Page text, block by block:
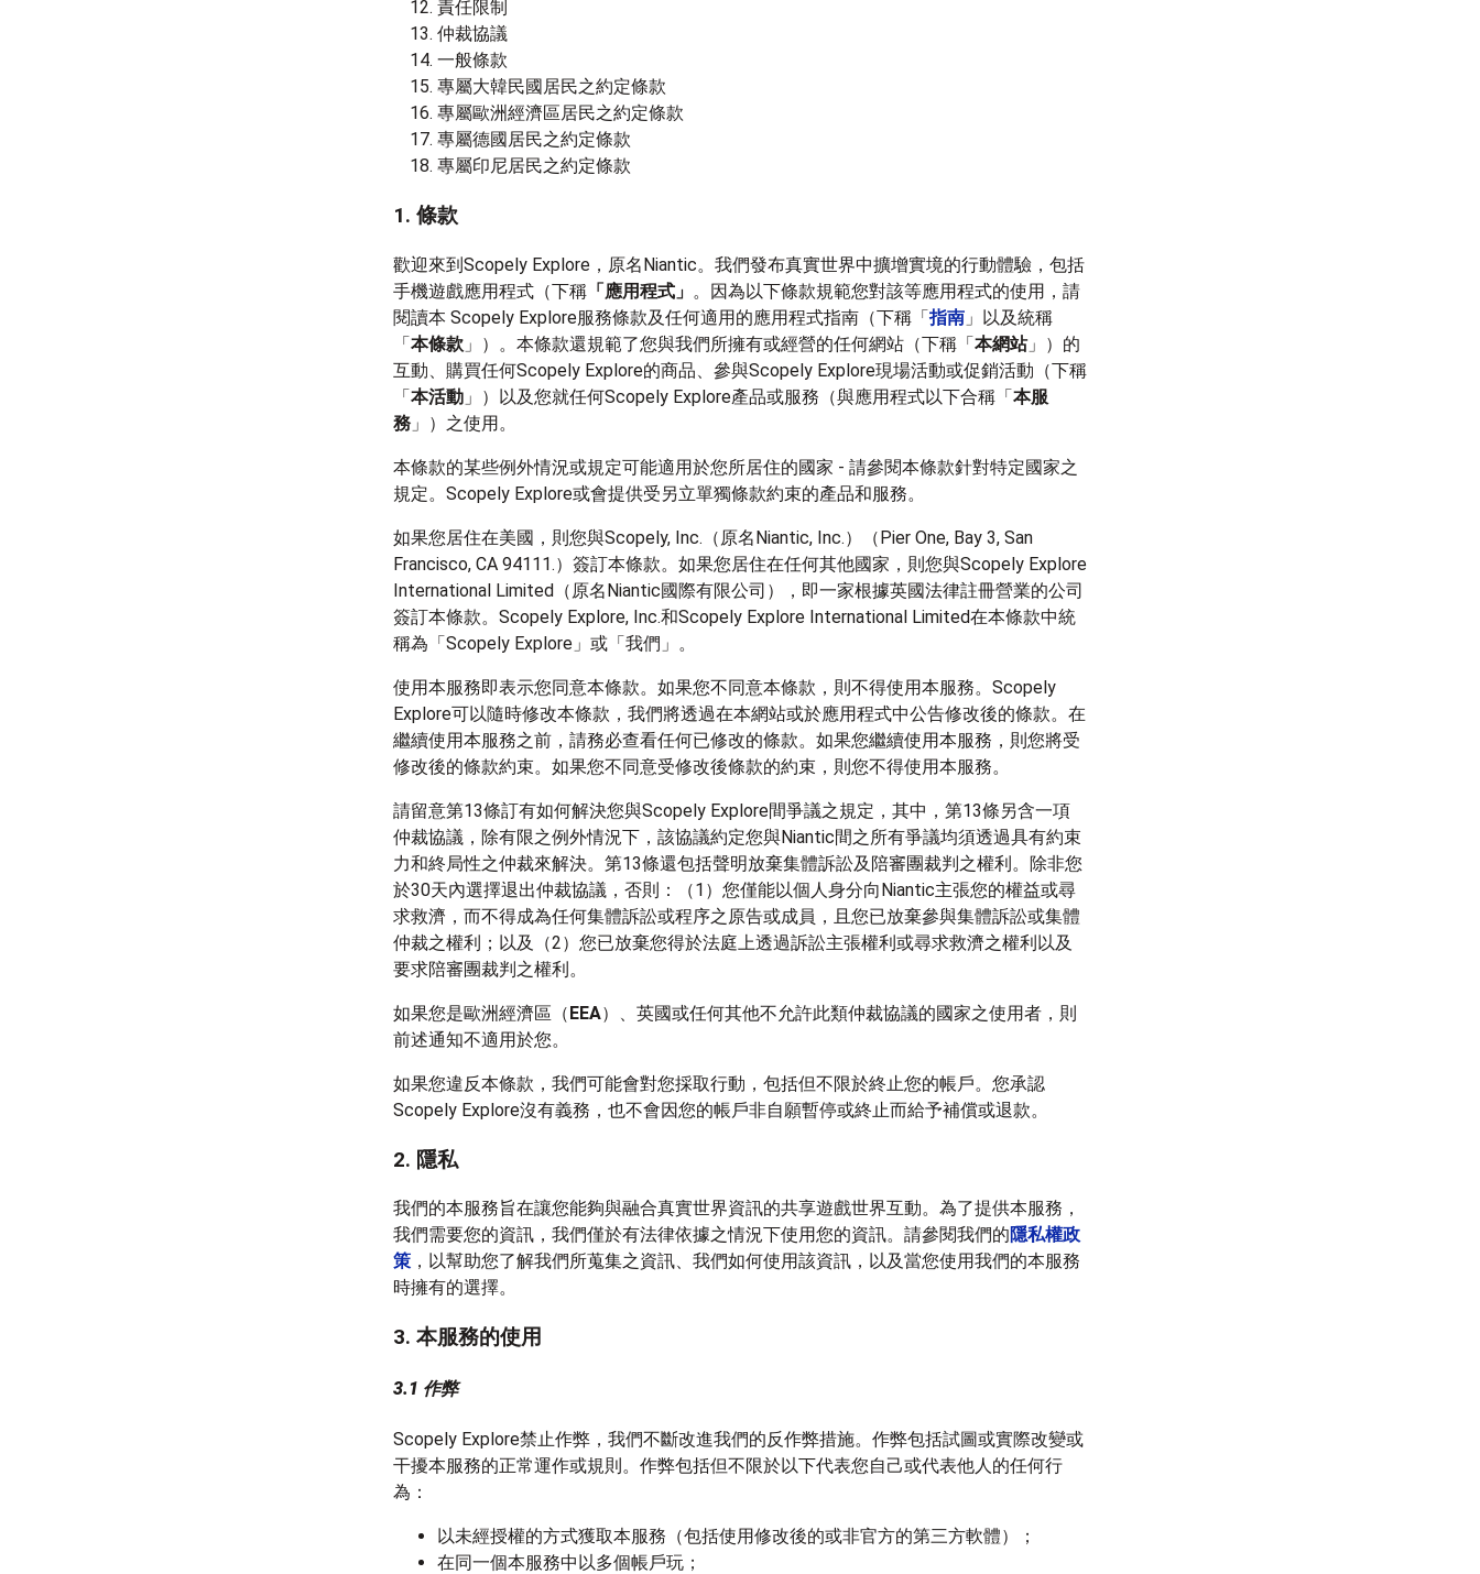
責任限制
仲裁協議
一般條款
專屬大韓民國居民之約定條款
專屬歐洲經濟區居民之約定條款
專屬德國居民之約定條款
專屬印尼居民之約定條款
1. 條款
歡迎來到Scopely Explore，原名Niantic。我們發布真實世界中擴增實境的行動體驗，包括
手機遊戲應用程式（下稱 「應用程式」 。因為以下條款規範您對該等應用程式的使用，請
閱讀本 Scopely Explore服務條款及任何適用的應用程式指南（下稱「指南 」以及統稱
「本條款 」）。本條款還規範了您與我們所擁有或經營的任何網站（下稱「本網站」）的
互動、購買任何Scopely Explore的商品、參與Scopely Explore現場活動或促銷活動（下稱
「本活動 」）以及您就任何Scopely Explore產品或服務（與應用程式以下合稱「本服
務 」）之使用。
本條款的某些例外情況或規定可能適用於您所居住的國家 - 請參閱本條款針對特定國家之
規定。Scopely Explore或會提供受另立單獨條款約束的產品和服務。
如果您居住在美國，則您與Scopely, Inc.（原名Niantic, Inc.）（Pier One, Bay 3, San
Francisco, CA 94111.）簽訂本條款。如果您居住在任何其他國家，則您與Scopely Explore
International Limited（原名Niantic國際有限公司），即一家根據英國法律註冊營業的公司
簽訂本條款。Scopely Explore, Inc.和Scopely Explore International Limited在本條款中統
稱為「Scopely Explore」或「我們」。
使用本服務即表示您同意本條款。如果您不同意本條款，則不得使用本服務。Scopely
Explore可以隨時修改本條款，我們將透過在本網站或於應用程式中公告修改後的條款。在
繼續使用本服務之前，請務必查看任何已修改的條款。如果您繼續使用本服務，則您將受
修改後的條款約束。如果您不同意受修改後條款的約束，則您不得使用本服務。
請留意第13條訂有如何解決您與Scopely Explore間爭議之規定，其中，第13條另含一項
仲裁協議，除有限之例外情況下，該協議約定您與Niantic間之所有爭議均須透過具有約束
力和終局性之仲裁來解決。第13條還包括聲明放棄集體訴訟及陪審團裁判之權利。除非您
於30天內選擇退出仲裁協議，否則：（1）您僅能以個人身分向Niantic主張您的權益或尋
求救濟，而不得成為任何集體訴訟或程序之原告或成員，且您已放棄參與集體訴訟或集體
仲裁之權利；以及（2）您已放棄您得於法庭上透過訴訟主張權利或尋求救濟之權利以及
要求陪審團裁判之權利。
如果您是歐洲經濟區（EEA）、英國或任何其他不允許此類仲裁協議的國家之使用者，則
前述通知不適用於您。
如果您違反本條款，我們可能會對您採取行動，包括但不限於終止您的帳戶。您承認
Scopely Explore沒有義務，也不會因您的帳戶非自願暫停或終止而給予補償或退款。
2. 隱私
我們的本服務旨在讓您能夠與融合真實世界資訊的共享遊戲世界互動。為了提供本服務，
我們需要您的資訊，我們僅於有法律依據之情況下使用您的資訊。請參閱我們的隱私權政
策 ，以幫助您了解我們所蒐集之資訊、我們如何使用該資訊，以及當您使用我們的本服務
時擁有的選擇。
3. 本服務的使用
3.1 作弊
Scopely Explore禁止作弊，我們不斷改進我們的反作弊措施。作弊包括試圖或實際改變或
干擾本服務的正常運作或規則。作弊包括但不限於以下代表您自己或代表他人的任何行
為：
以未經授權的方式獲取本服務（包括使用修改後的或非官方的第三方軟體）；
在同一個本服務中以多個帳戶玩；